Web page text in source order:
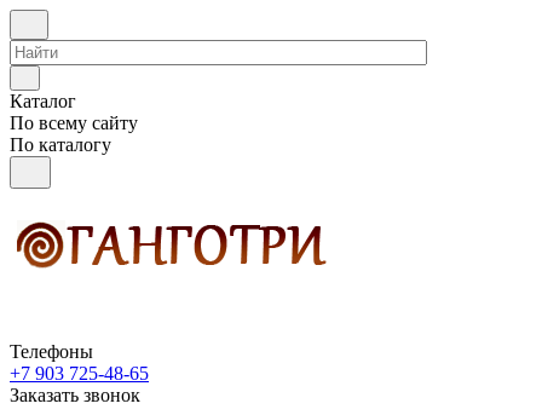
Каталог
По всему сайту
По каталогу
Телефоны
+7 903 725-48-65
Заказать звонок